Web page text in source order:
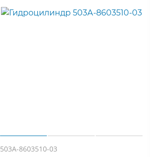
503А-8603510-03